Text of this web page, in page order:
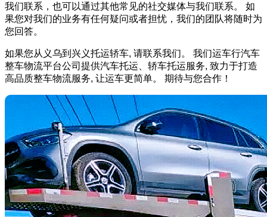
我们联系，也可以通过其他常见的社交媒体与我们联系。 如
果您对我们的业务有任何疑问或者担忧，我们的团队将随时为
您回答。
如果您从义乌到兴义托运轿车, 请联系我们。 我们运车行汽车
整车物流平台公司提供汽车托运、轿车托运服务, 致力于打造
高品质整车物流服务, 让运车更简单。 期待与您合作！